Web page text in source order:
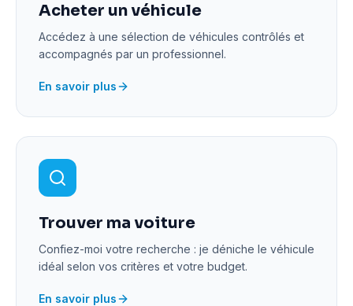
Acheter un véhicule
Accédez à une sélection de véhicules contrôlés et
accompagnés par un professionnel.
En savoir plus
Trouver ma voiture
Confiez-moi votre recherche : je déniche le véhicule
idéal selon vos critères et votre budget.
En savoir plus